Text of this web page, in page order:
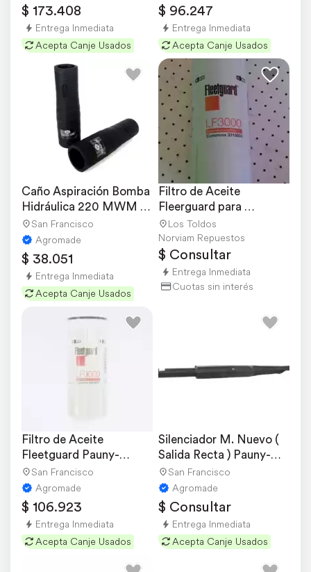
$ 173.408
Entrega Inmediata
Acepta Canje Usados
$ 96.247
Entrega Inmediata
Acepta Canje Usados
Caño Aspiración Bomba
Hidráulica 220 MWM /
230San Francisco
Agromade
$ 38.051
Entrega Inmediata
Acepta Canje Usados
Filtro de Aceite
Fleerguard para
Cummins 3000
Los Toldos
Norviam Repuestos
$ Consultar
Entrega Inmediata
Cuotas sin interés
Filtro de Aceite
Fleetguard Pauny-
zanello
San Francisco
Agromade
$ 106.923
Entrega Inmediata
Acepta Canje Usados
Silenciador M. Nuevo (
Salida Recta ) Pauny-
zanello
San Francisco
Agromade
$ Consultar
Entrega Inmediata
Acepta Canje Usados